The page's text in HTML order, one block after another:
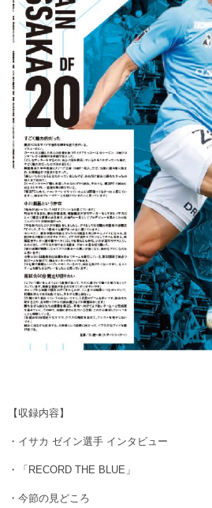
【収録内容】
・イサカ ゼイン選手 インタビュー
・「RECORD THE BLUE」
・今節の見どころ